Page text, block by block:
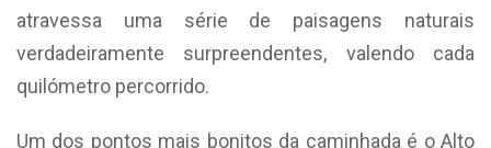
atravessa uma série de paisagens naturais
verdadeiramente surpreendentes, valendo cada
quilómetro percorrido.
Um dos pontos mais bonitos da caminhada é o Alto